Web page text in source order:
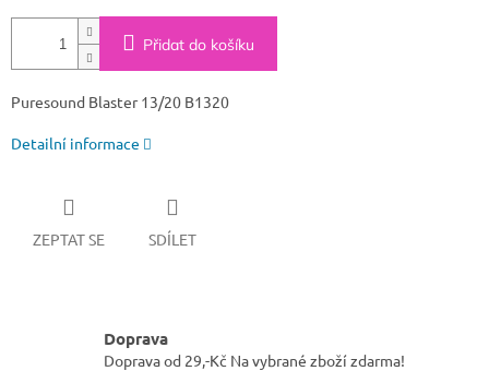
Přidat do košíku
Puresound Blaster 13/20 B1320
Detailní informace
ZEPTAT SE SDÍLET
Doprava
Doprava od 29,-Kč Na vybrané zboží zdarma!